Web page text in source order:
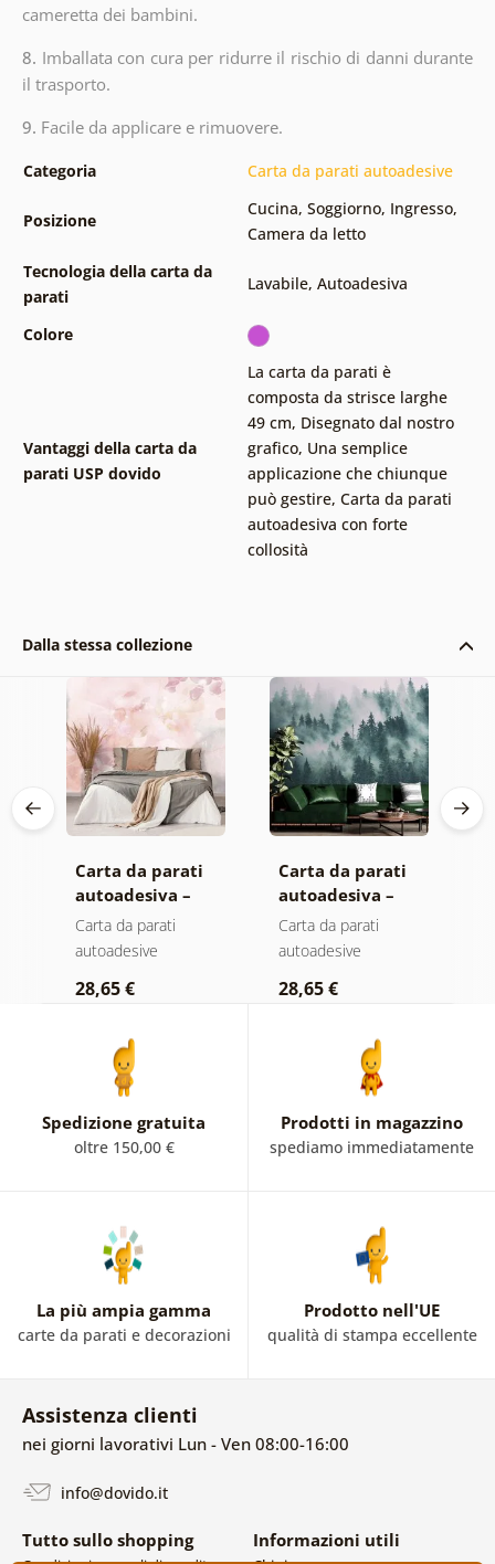
cameretta dei bambini.
8. Imballata con cura per ridurre il rischio di danni durante
il trasporto.
9. Facile da applicare e rimuovere.
Categoria Carta da parati autoadesive
Posizione
Cucina, Soggiorno, Ingresso,
Camera da letto
Tecnologia della carta da
parati
Lavabile, Autoadesiva
Colore
Vantaggi della carta da
parati USP dovido
La carta da parati è
composta da strisce larghe
49 cm, Disegnato dal nostro
grafico, Una semplice
applicazione che chiunque
può gestire, Carta da parati
autoadesiva con forte
collosità
Dalla stessa collezione
Carta da parati
autoadesiva –
Foglie con
sfumatura
Carta da parati
autoadesive
28,65 €
Carta da parati
autoadesiva –
Foresta nella
nebbia
Carta da parati
autoadesive
28,65 €
Spedizione gratuita
oltre 150,00 €
Prodotti in magazzino
spediamo immediatamente
La più ampia gamma
carte da parati e decorazioni
Prodotto nell'UE
qualità di stampa eccellente
Assistenza clienti
nei giorni lavorativi Lun - Ven 08:00-16:00
info@dovido.it
Tutto sullo shopping Informazioni utili